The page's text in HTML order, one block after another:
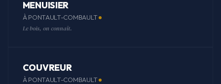
MENUISIER
À PONTAULT-COMBAULT
Le bois, on connaît.
COUVREUR
À PONTAULT-COMBAULT